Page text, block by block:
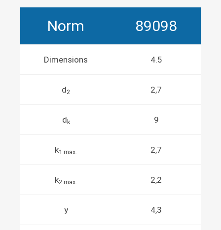
Norm 89098
Dimensions 4.5
d2 2,7
d k 9
k1 max. 2,7
k2 max. 2,2
y 4,3